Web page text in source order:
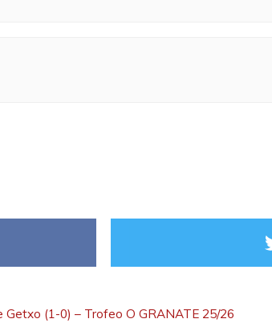
(1-0) – Trofeo O GRANATE 25/26